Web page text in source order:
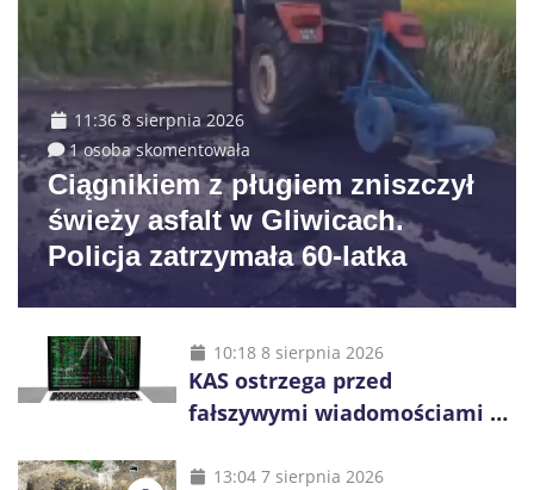
11:36 8 sierpnia 2026
1 osoba skomentowała
Ciągnikiem z pługiem zniszczył
świeży asfalt w Gliwicach.
Policja zatrzymała 60-latka
10:18 8 sierpnia 2026
KAS ostrzega przed
fałszywymi wiadomościami o
48 godzin
13:04 7 sierpnia 2026